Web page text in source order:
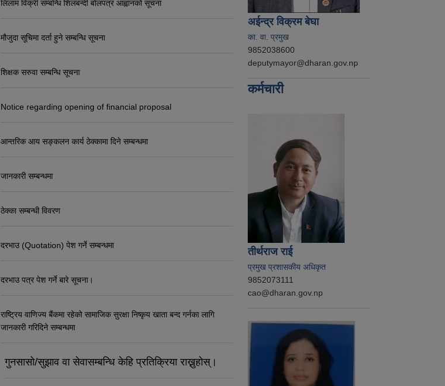
लिलाम विक्री सम्बन्धि शिलबन्दी बोलपत्र आह्वानको सूचना
मौजुदा सूचिमा दर्ता हुने सम्बन्धि सूचना
शिक्षक सरुवा सम्बन्धि सूचना
Notice regarding opening of financial proposal
आन्तरिक आय सङ्कलन कार्य ठेक्कामा दिने सम्बन्धमा
जानकारी सम्बन्धमा
ठेक्का सम्बन्धी विवरण
दरभाउ (Quotation) पेश गर्ने सम्बन्धमा
दरभाउ पत्र पेश गर्ने बारे सूचना।
राष्ट्रिय वाणिज्य बैंकमा रहेको सामाजिक सुरक्षा निष्कृय खाता बन्द गर्नका लागि
जानकारी गरिदिने सम्बन्धमा
गुनसासो/सुझाव वा सेवासम्बन्धि केहि प्रतिक्रिया राख्नुहोस्।
अईन्द्र विक्रम बेघा
का. वा. प्रमुख
9852038600
deputymayor@dharan.gov.np
कर्मचारी
तीर्थराज राई
प्रमुख प्रशासकीय अधिकृत
9852073111
cao@dharan.gov.np